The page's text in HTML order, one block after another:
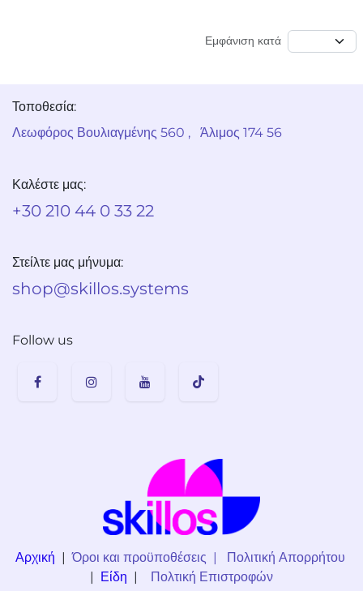
Εμφάνιση κατά
Τοποθεσία:
Λεωφόρος Βουλιαγμένης 5​60 , Άλιμος 174 56
Καλέστε μας:
+30 210 44 0 33 22
Στείλτε μας μήνυμα:
shop@skillos.systems
Follow us
Αρχική |Όροι και προϋποθέσεις |
Πολιτική Απορρήτου
| Είδη | Πολτική Επιστροφών